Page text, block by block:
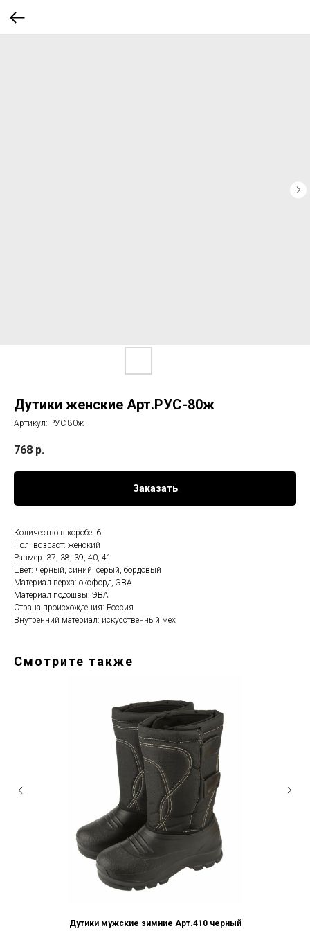
Дутики женские Арт.РУС-80ж
Артикул: РУС-80ж
768 р.
Заказать
Количество в коробе: 6
Пол, возраст: женский
Размер: 37, 38, 39, 40, 41
Цвет: черный, синий, серый, бордовый
Материал верха: оксфорд, ЭВА
Материал подошвы: ЭВА
Страна происхождения: Россия
Внутренний материал: искусственный мех
Смотрите также
Дутики мужские зимние Арт.410 черный